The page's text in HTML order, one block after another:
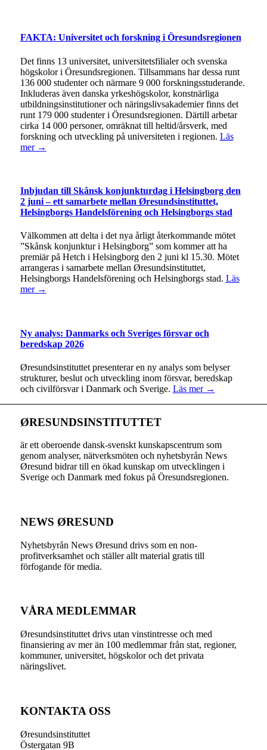
FAKTA: Universitet och forskning i Öresundsregionen
Det finns 13 universitet, universitetsfilialer och svenska
högskolor i Öresundsregionen. Tillsammans har dessa runt
136 000 studenter och närmare 9 000 forskningsstuderande.
Inkluderas även danska yrkeshögskolor, konstnärliga
utbildningsinstitutioner och näringslivsakademier finns det
runt 179 000 studenter i Öresundsregionen. Därtill arbetar
cirka 14 000 personer, omräknat till heltid/årsverk, med
forskning och utveckling på universiteten i regionen. Läs
mer →
Inbjudan till Skånsk konjunkturdag i Helsingborg den
2 juni – ett samarbete mellan Øresundsinstituttet,
Helsingborgs Handelsförening och Helsingborgs stad
Välkommen att delta i det nya årligt återkommande mötet
”Skånsk konjunktur i Helsingborg” som kommer att ha
premiär på Hetch i Helsingborg den 2 juni kl 15.30. Mötet
arrangeras i samarbete mellan Øresundsinstituttet,
Helsingborgs Handelsförening och Helsingborgs stad. Läs
mer →
Ny analys: Danmarks och Sveriges försvar och
beredskap 2026
Øresundsinstituttet presenterar en ny analys som belyser
strukturer, beslut och utveckling inom försvar, beredskap
och civilförsvar i Danmark och Sverige. Läs mer →
ØRESUNDSINSTITUTTET
är ett oberoende dansk-svenskt kunskapscentrum som
genom analyser, nätverksmöten och nyhetsbyrån News
Øresund bidrar till en ökad kunskap om utvecklingen i
Sverige och Danmark med fokus på Öresundsregionen.
NEWS ØRESUND
Nyhetsbyrån News Øresund drivs som en non-
profitverksamhet och ställer allt material gratis till
förfogande för media.
VÅRA MEDLEMMAR
Øresundsinstituttet drivs utan vinst­intresse och med
finansiering av mer än 100 medlemmar från stat, regioner,
kommuner, universitet, högskolor och det privata
näringslivet.
KONTAKTA OSS
Øresundsinstituttet
Östergatan 9B